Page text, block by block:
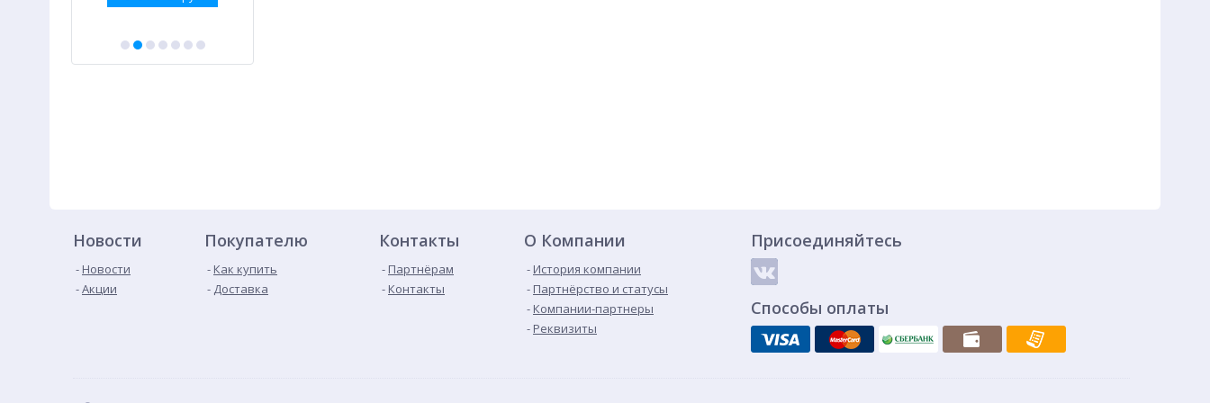
Новости
Новости
Акции
Покупателю
Как купить
Доставка
Контакты
Партнёрам
Контакты
О Компании
История компании
Партнёрство и статусы
Компании-партнеры
Реквизиты
Присоединяйтесь
Способы оплаты